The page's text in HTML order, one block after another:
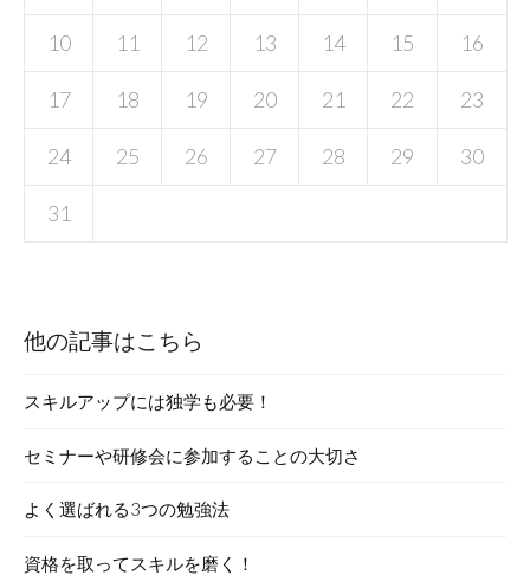
10 11 12 13 14 15 16
17 18 19 20 21 22 23
24 25 26 27 28 29 30
31
他の記事はこちら
スキルアップには独学も必要！
セミナーや研修会に参加することの大切さ
よく選ばれる3つの勉強法
資格を取ってスキルを磨く！